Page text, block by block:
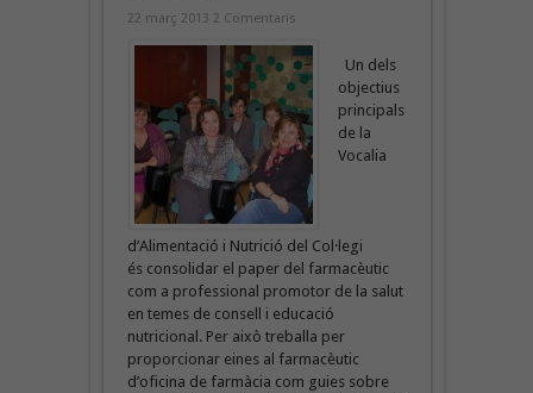
22 març 2013 2 Comentaris
Un dels
objectius
principals
de la
Vocalia
d’Alimentació i Nutrició del Col·legi
és consolidar el paper del farmacèutic
com a professional promotor de la salut
en temes de consell i educació
nutricional. Per això treballa per
proporcionar eines al farmacèutic
d’oficina de farmàcia com guies sobre